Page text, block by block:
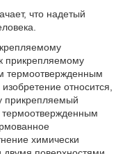
что надетый
прикрепляемому
термоотвержденным
относится,
прикрепляемый
химически